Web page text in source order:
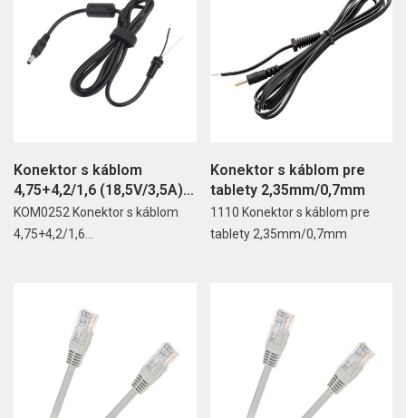
Konektor s káblom
4,75+4,2/1,6 (18,5V/3,5A)
čierny
KOM0252 Konektor s káblom
4,75+4,2/1,6...
Konektor s káblom pre
tablety 2,35mm/0,7mm
1110 Konektor s káblom pre
tablety 2,35mm/0,7mm